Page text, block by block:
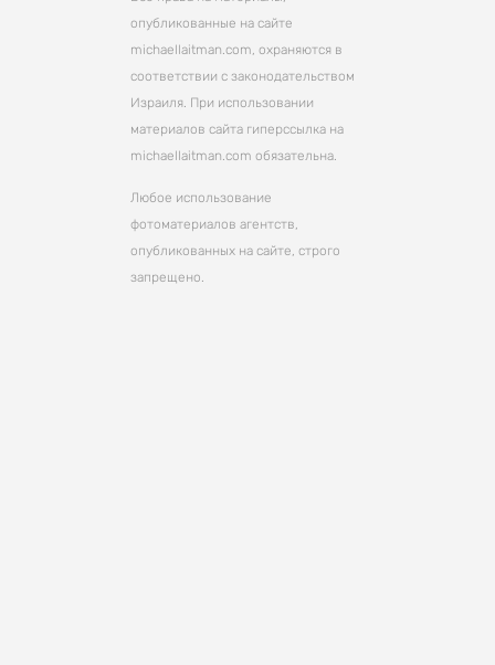
опубликованные на сайте
michaellaitman.com, охраняются в
соответствии с законодательством
Израиля. При использовании
материалов сайта гиперссылка на
michaellaitman.com обязательна.
Любое использование
фотоматериалов агентств,
опубликованных на сайте, строго
запрещено.